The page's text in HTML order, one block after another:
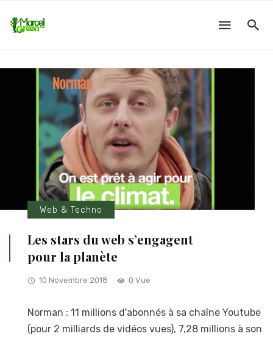
Web & Techno
Les stars du web s’engagent
pour la planète
10 Novembre 2018 0 Vue
Norman : 11 millions d'abonnés à sa chaîne Youtube
(pour 2 milliards de vidéos vues), 7,28 millions à son